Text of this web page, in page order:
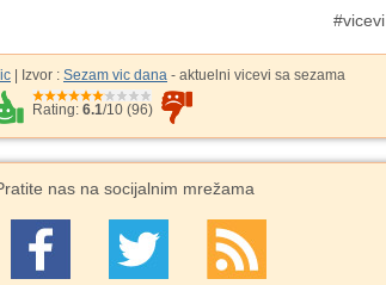
#vicevi
| Izvor : Sezam vic dana - aktuelni vicevi sa sezama
Rating: 6.1/10 (96)
nas na socijalnim mrežama